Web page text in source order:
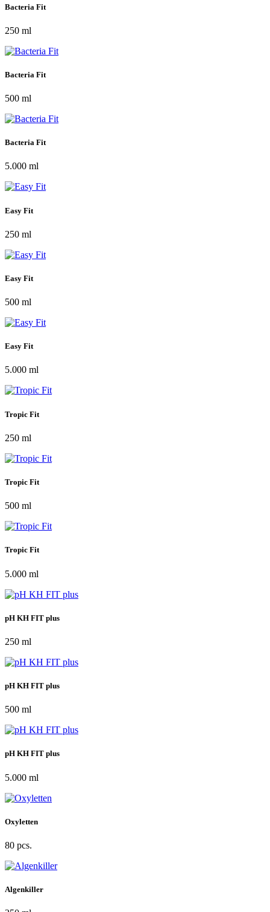
Bacteria Fit
250 ml
Bacteria Fit
500 ml
Bacteria Fit
5.000 ml
Easy Fit
250 ml
Easy Fit
500 ml
Easy Fit
5.000 ml
Tropic Fit
250 ml
Tropic Fit
500 ml
Tropic Fit
5.000 ml
pH KH FIT plus
250 ml
pH KH FIT plus
500 ml
pH KH FIT plus
5.000 ml
Oxyletten
80 pcs.
Algenkiller